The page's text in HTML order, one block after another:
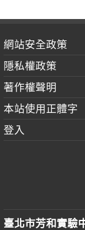
網站安全政策
隱私權政策
著作權聲明
本站使用正體字
登入
臺北市芳和實驗